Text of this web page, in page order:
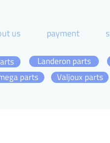
us payment
parts
Landeron parts
Valjoux parts